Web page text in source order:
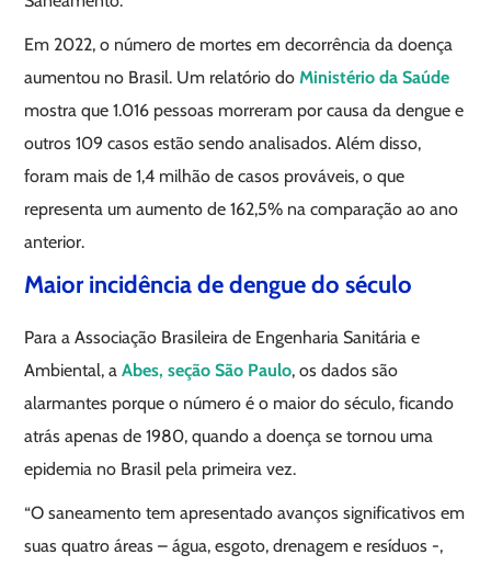
Em 2022, o número de mortes em decorrência da doença
aumentou no Brasil. Um relatório do Ministério da Saúde
mostra que 1.016 pessoas morreram por causa da dengue e
outros 109 casos estão sendo analisados. Além disso,
foram mais de 1,4 milhão de casos prováveis, o que
representa um aumento de 162,5% na comparação ao ano
anterior.
Maior incidência de dengue do século
Para a Associação Brasileira de Engenharia Sanitária e
Ambiental, aAbes, seção São Paulo, os dados são
alarmantes porque o número é o maior do século, ficando
atrás apenas de 1980, quando a doença se tornou uma
epidemia no Brasil pela primeira vez.
“O saneamento tem apresentado avanços significativos em
suas quatro áreas – água, esgoto, drenagem e resíduos -,